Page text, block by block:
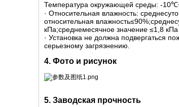
Температура окружающей среды: -
· Относительная влажность:
относительная
кПа;среднемесячное значение ≤1,8 кПа
· Установка не должна подвергаться
серьезному загрязнению.
4. Фото и рисунок
5. Заводская прочность